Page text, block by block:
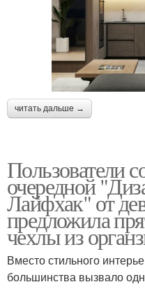
читать дальше →
Пользователи
очередной
Лайфхак" от
предложила
чехлы из
Вместо стильного
большинства вызвало